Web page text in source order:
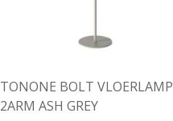
TONONE BOLT VLOERLAMP
2ARM ASH GREY